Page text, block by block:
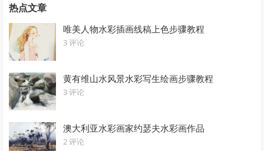
热点文章
唯美人物水彩插画线稿上色步骤教程
3 评论
黄有维山水风景水彩写生绘画步骤教程
3 评论
澳大利亚水彩画家约瑟夫水彩画作品
2 评论